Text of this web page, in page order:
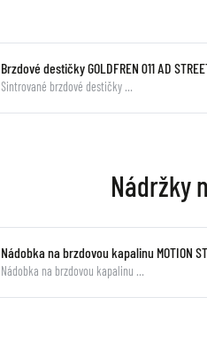
Brzdové destičky GOLDFREN 011 AD
Sintrované brzdové destičky …
Nádržky
Nádobka na brzdovou kapalinu MOTION
Nádobka na brzdovou kapalinu …